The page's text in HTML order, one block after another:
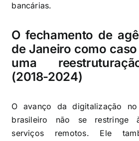
bancárias.
O fechamento de
de Janeiro como
uma
(2018-2024)
O avanço da digitalização no
brasileiro não se restringe
serviços remotos. Ele